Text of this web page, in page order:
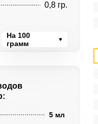
0,8 гр.
На 100
грамм
5 мл